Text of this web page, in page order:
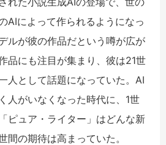
AIによって作られるようになっ
ルが彼の作品だという噂が広が
品にも注目が集まり、彼は21世
人として話題になっていた。AI
人がいなくなった時代に、1世
ピュア・ライター」はどんな新
間の期待は高まっていた。